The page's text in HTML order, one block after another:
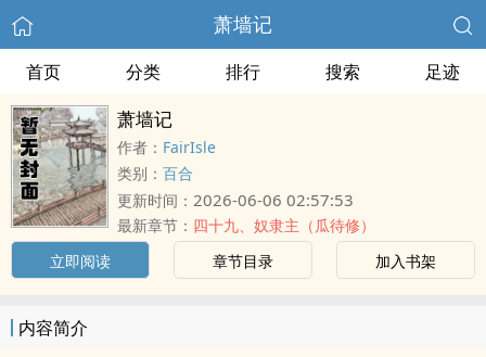
萧墙记
首页 分类 排行 搜索 足迹
萧墙记
作者： FairIsle
类别： 百合
更新时间： 2026-06-06 02:57:53
最新章节： 四十九、奴隶主（瓜待修）
立即阅读
章节目录 加入书架
内容简介